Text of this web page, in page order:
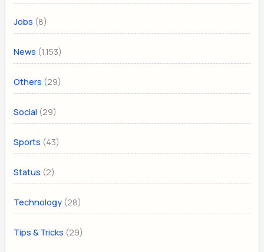
Jobs (8)
News (1,153)
Others (29)
Social (29)
Sports (43)
Status (2)
Technology (28)
Tips & Tricks (29)